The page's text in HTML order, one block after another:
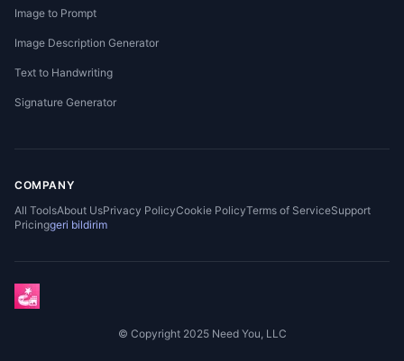
Image to Prompt
Image Description Generator
Text to Handwriting
Signature Generator
COMPANY
All ToolsAbout UsPrivacy PolicyCookie PolicyTerms of ServiceSupport
Pricinggeri bildirim
© Copyright 2025 Need You, LLC